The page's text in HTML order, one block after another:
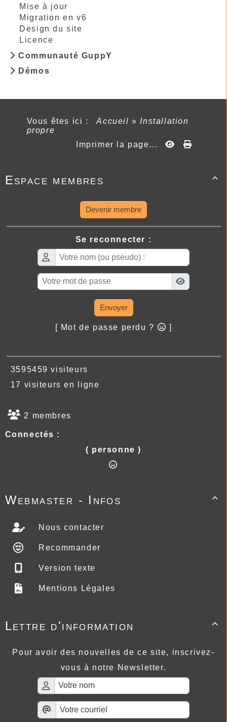
Mise à jour
Migration en v6
Design du site
Licence
Communauté GuppY
Démos
Vous êtes ici : Accueil» Installation
propre
Imprimer la page...

Espace membres
Devenir membre
Se reconnecter :
Envoyer
[ Mot de passe perdu ? ]
3595459 visiteurs
17 visiteurs en ligne
2 membres
Connectés :
( personne )

Webmaster - Infos
Nous contacter
Recommander
Version texte
Mentions Légales

Lettre d'information
Pour avoir des nouvelles de ce site, inscrivez-
vous à notre Newsletter.